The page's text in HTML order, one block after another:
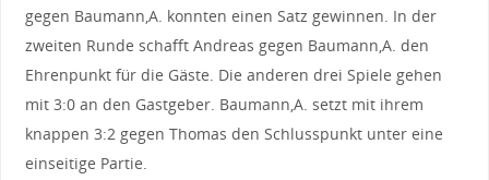
gegen Baumann,A. konnten einen Satz gewinnen. In der
zweiten Runde schafft Andreas gegen Baumann,A. den
Ehrenpunkt für die Gäste. Die anderen drei Spiele gehen
mit 3:0 an den Gastgeber. Baumann,A. setzt mit ihrem
knappen 3:2 gegen Thomas den Schlusspunkt unter eine
einseitige Partie.